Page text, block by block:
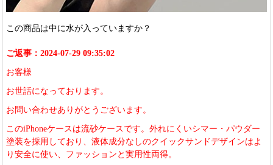
この商品は中に水が入っていますか？
ご返事：2024-07-29 09:35:02
お客様
お世話になっております。
お問い合わせありがとうございます。
このiPhoneケースは流砂ケースです。外れにくいシマー・パウダー
塗装を採用しており、液体成分なしのクイックサンドデザインはよ
り安全に使い、ファッションと実用性両得。